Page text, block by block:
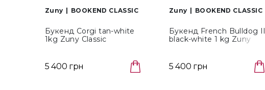
Zuny BOOKEND CLASSIC
Букенд Corgi tan-white
1kg Zuny Classic
5 400 грн
Zuny BOOKEND CLASSIC
Букенд French Bulldog II
black-white 1 kg Zuny
5 400 грн